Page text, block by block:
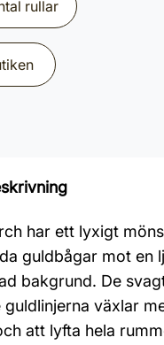
rullar
har ett lyxigt
guldbågar mot en
bakgrund. De
guldlinjerna växlar
att lyfta hela